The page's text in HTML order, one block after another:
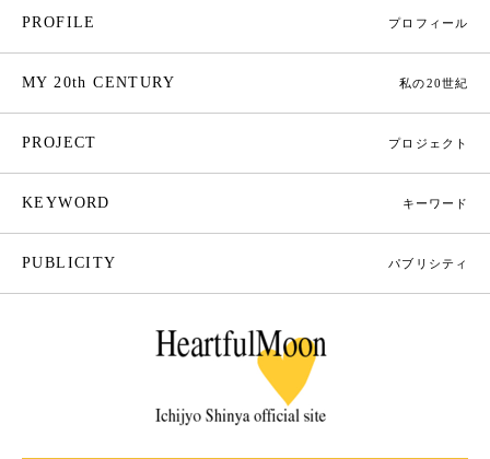
PROFILE プロフィール
MY 20th CENTURY 私の20世紀
PROJECT プロジェクト
KEYWORD キーワード
PUBLICITY パブリシティ